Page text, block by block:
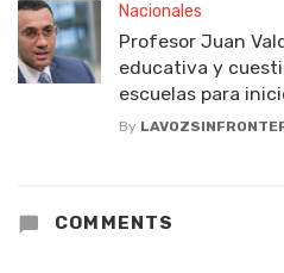
Nacionales
Profesor Juan
educativa y
escuelas para
By
COMMENTS